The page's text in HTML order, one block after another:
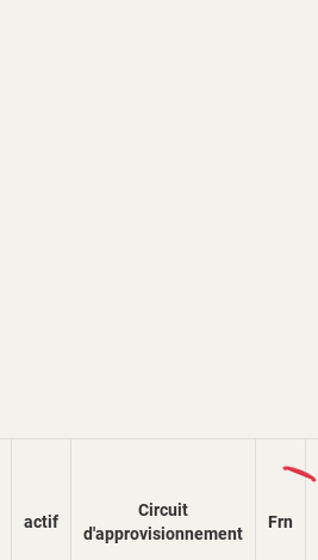
actif
Circuit
d'approvisionnement
Frn